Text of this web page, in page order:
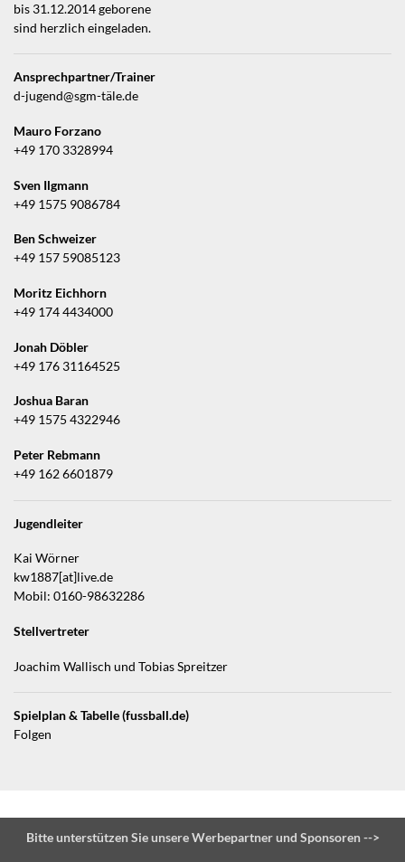
bis 31.12.2014 geborene
sind herzlich eingeladen.
Ansprechpartner/Trainer
d-jugend@sgm-täle.de
Mauro Forzano
+49 170 3328994
Sven Ilgmann
+49 1575 9086784
Ben Schweizer
+49 157 59085123
Moritz Eichhorn
+49 174 4434000
Jonah Döbler
+49 176 31164525
Joshua Baran
+49 1575 4322946
Peter Rebmann
+49 162 6601879
Jugendleiter
Kai Wörner
kw1887[at]live.de
Mobil: 0160-98632286
Stellvertreter
Joachim Wallisch und Tobias Spreitzer
Spielplan & Tabelle (fussball.de)
Folgen
Bitte unterstützen Sie unsere Werbepartner und Sponsoren -->